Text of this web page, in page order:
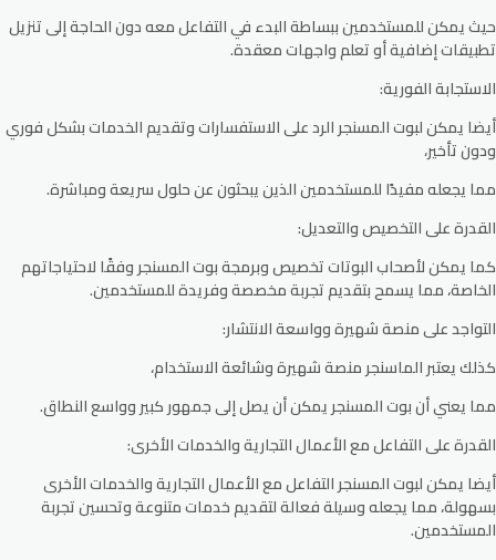
حيث يمكن للمستخدمين ببساطة البدء في التفاعل معه دون الحاجة إلى تنزيل
تطبيقات إضافية أو تعلم واجهات معقدة.
الاستجابة الفورية:
أيضا يمكن لبوت المسنجر الرد على الاستفسارات وتقديم الخدمات بشكل فوري
ودون تأخير،
مما يجعله مفيدًا للمستخدمين الذين يبحثون عن حلول سريعة ومباشرة.
القدرة على التخصيص والتعديل:
كما يمكن لأصحاب البوتات تخصيص وبرمجة بوت المسنجر وفقًا لاحتياجاتهم
الخاصة، مما يسمح بتقديم تجربة مخصصة وفريدة للمستخدمين.
التواجد على منصة شهيرة وواسعة الانتشار:
كذلك يعتبر الماسنجر منصة شهيرة وشائعة الاستخدام،
مما يعني أن بوت المسنجر يمكن أن يصل إلى جمهور كبير وواسع النطاق.
القدرة على التفاعل مع الأعمال التجارية والخدمات الأخرى:
أيضا يمكن لبوت المسنجر التفاعل مع الأعمال التجارية والخدمات الأخرى
بسهولة، مما يجعله وسيلة فعالة لتقديم خدمات متنوعة وتحسين تجربة
المستخدمين.